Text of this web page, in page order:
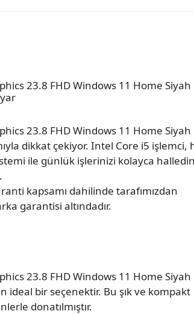
23.8 FHD Windows 11 Home Siyah
23.8 FHD Windows 11 Home Siyah
dikkat çekiyor. Intel Core i5 işlemci,
ile günlük işlerinizi kolayca
kapsamı dahilinde tarafımızdan
garantisi altındadır.
23.8 FHD Windows 11 Home Siyah
ideal bir seçenektir. Bu şık ve kompakt
donatılmıştır.